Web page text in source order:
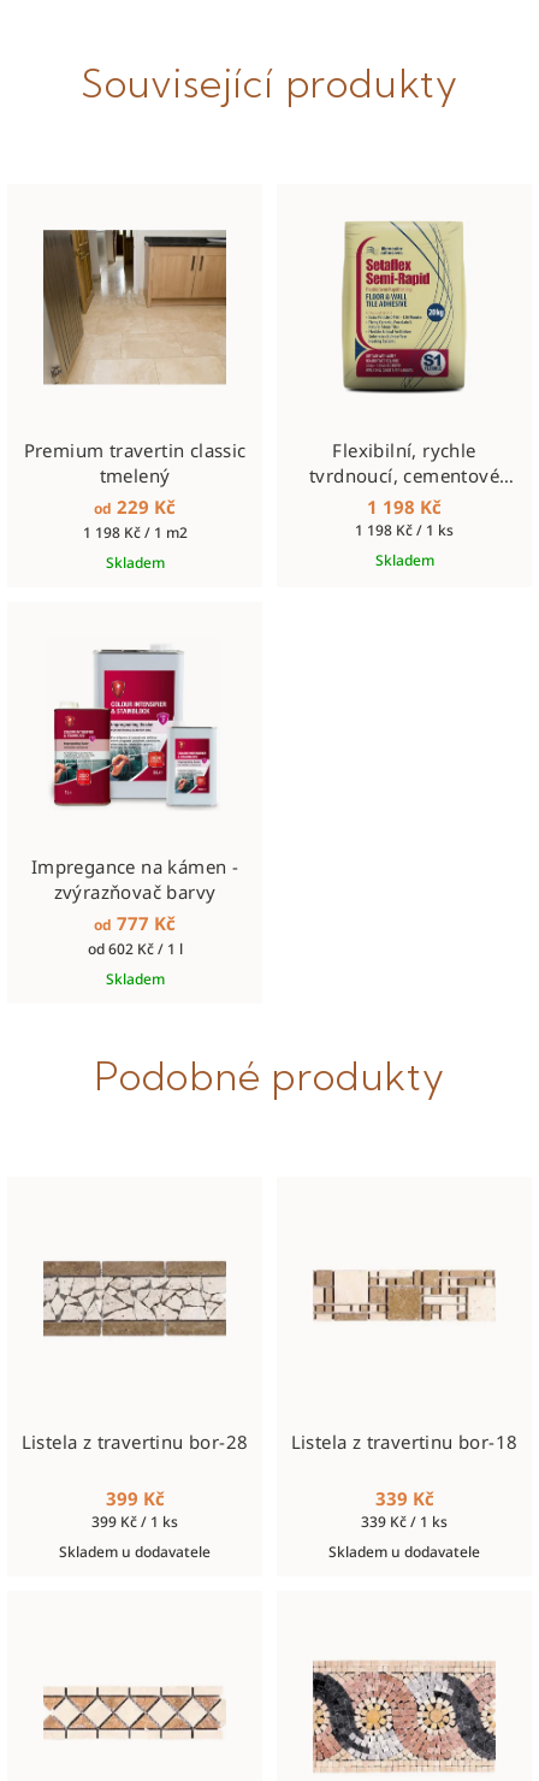
Související produkty
Premium travertin classic
tmelený
od 229 Kč
Měrná
cena:
1 198 Kč / 1 m2
Skladem
Flexibilní, rychle
tvrdnoucí, cementové
lepidlo tř. S1, Semirapid,
bílé, 20kg
1 198 Kč
Měrná
cena:
1 198 Kč / 1 ks
Skladem
Impregance na kámen -
zvýrazňovač barvy
od 777 Kč
Měrná
cena:
od 602 Kč / 1 l
Skladem
Podobné produkty
Listela z travertinu bor-28
399 Kč
Měrná
cena:
399 Kč / 1 ks
Skladem u dodavatele
Listela z travertinu bor-18
339 Kč
Měrná
cena:
339 Kč / 1 ks
Skladem u dodavatele